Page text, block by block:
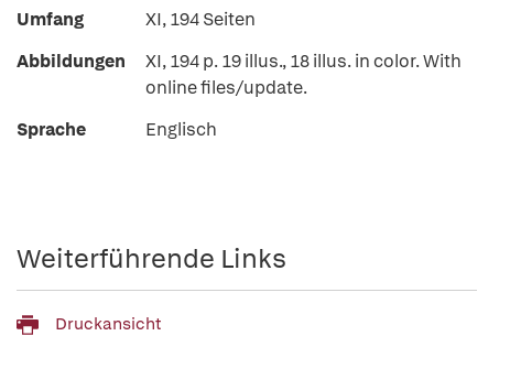
Umfang
XI, 194 Seiten
Abbildungen
XI, 194 p. 19 illus., 18 illus. in color. With
online files/update.
Sprache
Englisch
Weiterführende Links
Druckansicht